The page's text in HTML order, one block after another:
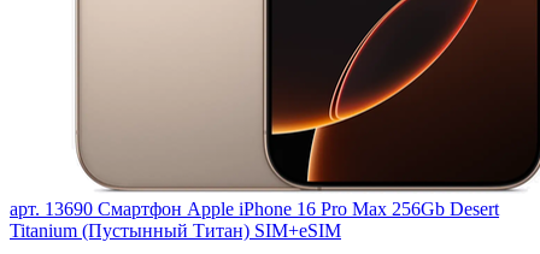
арт. 13690 Смартфон Apple iPhone 16 Pro Max 256Gb Desert
Titanium (Пустынный Титан) SIM+eSIM